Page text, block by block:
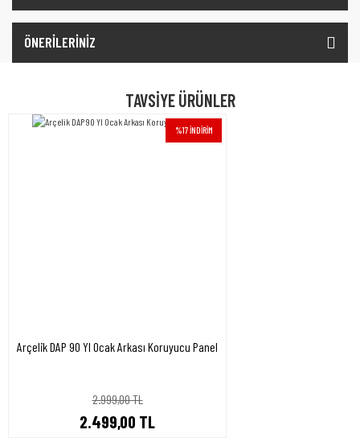
ÖNERİLERİNİZ
TAVSİYE ÜRÜNLER
%17 İNDİRİM
Arçelik DAP 90 YI Ocak Arkası Koruyucu Panel
2.999,00 TL
2.499,00 TL